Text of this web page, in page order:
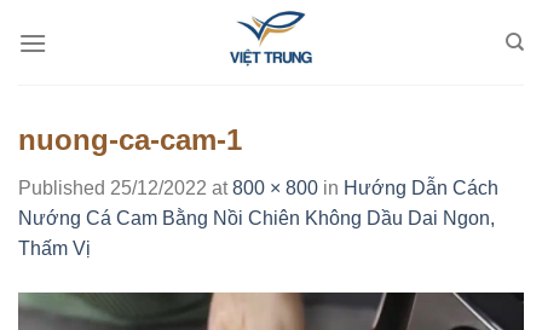
nuong-ca-cam-1
Published 25/12/2022 at800 × 800 in Hướng Dẫn Cách
Nướng Cá Cam Bằng Nồi Chiên Không Dầu Dai Ngon,
Thấm Vị